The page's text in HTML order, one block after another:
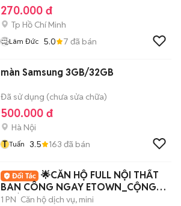
270.000 đ
Tp Hồ Chí Minh
Lâm Đức 5.0 7 đã bán
màn Samsung 3GB/32GB
Đã sử dụng (chưa sửa chữa)
500.000 đ
Hà Nội
T Tuấn 3.5 163 đã bán
🌟CĂN HỘ FULL NỘI THẤT
BAN CÔNG NGAY ETOWN_CỘNG
HOÀ
1 PN Căn hộ dịch vụ, mini